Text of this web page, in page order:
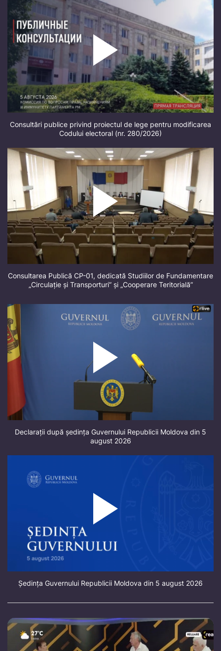
Consultări publice privind proiectul de lege pentru modificarea
Codului electoral (nr. 280/2026)
Consultarea Publică CP-01, dedicată Studiilor de Fundamentare
„Circulație și Transporturi” și „Cooperare Teritorială”
Declarații după ședința Guvernului Republicii Moldova din 5
august 2026
Ședința Guvernului Republicii Moldova din 5 august 2026